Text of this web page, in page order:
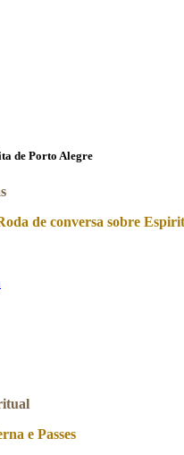
de Porto Alegre
de conversa sobre
e Passes